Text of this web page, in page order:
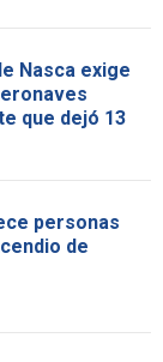
Nasca exige
que dejó 13
personas
de